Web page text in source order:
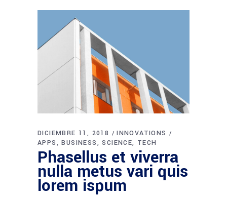
DICIEMBRE 11, 2018
INNOVATIONS
APPS
BUSINESS SCIENCE TECH
Phasellus et viverra
nulla metus vari quis
lorem ispum